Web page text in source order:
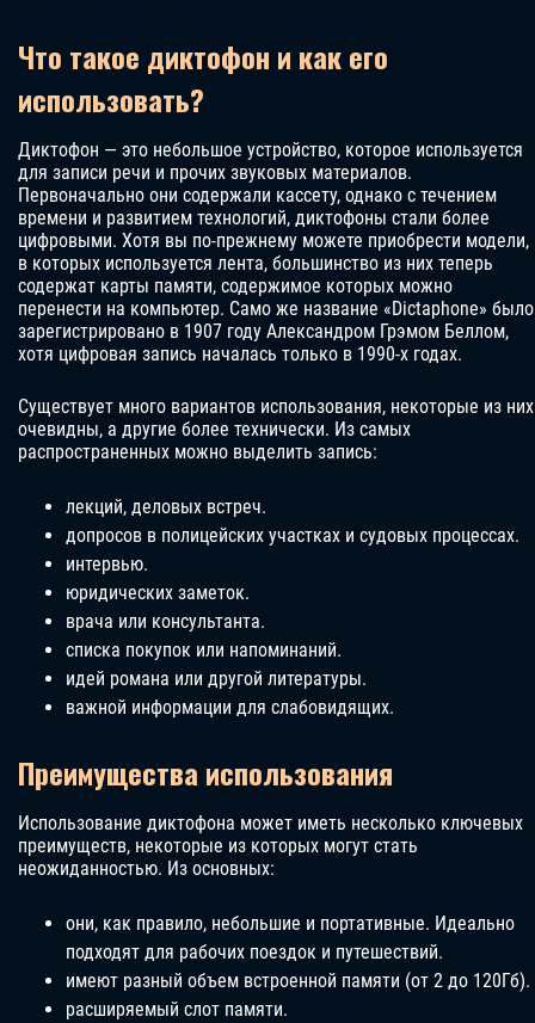
Что такое диктофон и как его
использовать?
Диктофон — это небольшое устройство, которое используется
для записи речи и прочих звуковых материалов.
Первоначально они содержали кассету, однако с течением
времени и развитием технологий, диктофоны стали более
цифровыми. Хотя вы по-прежнему можете приобрести модели,
в которых используется лента, большинство из них теперь
содержат карты памяти, содержимое которых можно
перенести на компьютер. Само же название «Dictaphone» было
зарегистрировано в 1907 году Александром Грэмом Беллом,
хотя цифровая запись началась только в 1990-х годах.
Существует много вариантов использования, некоторые из них
очевидны, а другие более технически. Из самых
распространенных можно выделить запись:
лекций, деловых встреч.
допросов в полицейских участках и судовых процессах.
интервью.
юридических заметок.
врача или консультанта.
списка покупок или напоминаний.
идей романа или другой литературы.
важной информации для слабовидящих.
Преимущества использования
Использование диктофона может иметь несколько ключевых
преимуществ, некоторые из которых могут стать
неожиданностью. Из основных:
они, как правило, небольшие и портативные. Идеально
подходят для рабочих поездок и путешествий.
имеют разный объем встроенной памяти (от 2 до 120Гб).
расширяемый слот памяти.